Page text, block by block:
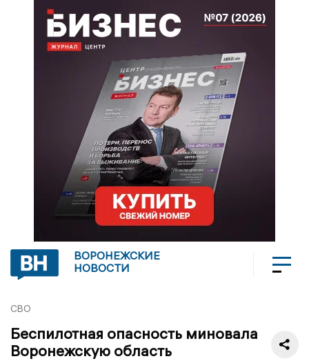
ВОРОНЕЖСКИЕ
НОВОСТИ
СВО
Беспилотная опасность миновала
Воронежскую область